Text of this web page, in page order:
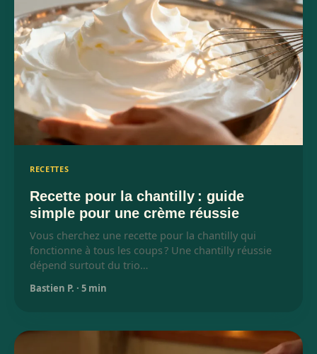
RECETTES
Recette pour la chantilly : guide
simple pour une crème réussie
Vous cherchez une recette pour la chantilly qui
fonctionne à tous les coups ? Une chantilly réussie
dépend surtout du trio…
Bastien P. · 5 min